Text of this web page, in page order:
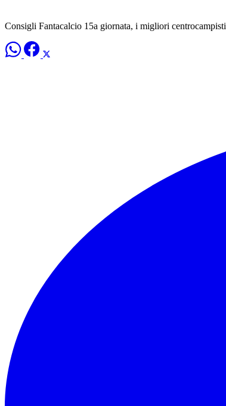
Consigli Fantacalcio 15a giornata, i migliori centrocampisti